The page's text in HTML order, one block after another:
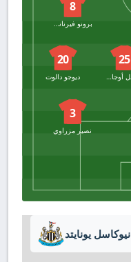
8
برونو فيرنانديز
25
مانويل أوجارتي
20
ديوجو دالوت
3
نصير مزراوي
نيوكاسل يونايتد